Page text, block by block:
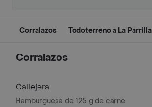
Corralazos Todoterreno a La Parrilla
Corralazos
Callejera
Hamburguesa de 125 g de carne